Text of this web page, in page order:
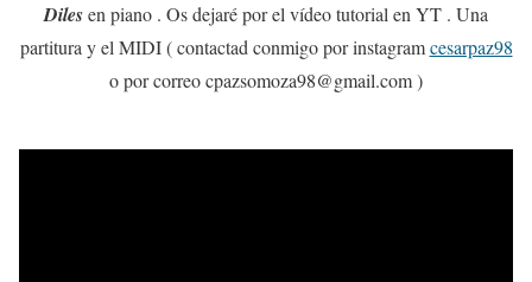
Dilesen piano . Os dejaré por el vídeo tutorial en YT . Una
partitura y el MIDI ( contactad conmigo por instagramcesarpaz98
o por correo cpazsomoza98@gmail.com )